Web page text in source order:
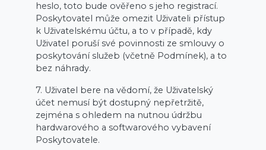
heslo, toto bude ověřeno s jeho registrací.
Poskytovatel může omezit Uživateli přístup
k Uživatelskému účtu, a to v případě, kdy
Uživatel poruší své povinnosti ze smlouvy o
poskytování služeb (včetně Podmínek), a to
bez náhrady.
7. Uživatel bere na vědomí, že Uživatelský
účet nemusí být dostupný nepřetržitě,
zejména s ohledem na nutnou údržbu
hardwarového a softwarového vybavení
Poskytovatele.